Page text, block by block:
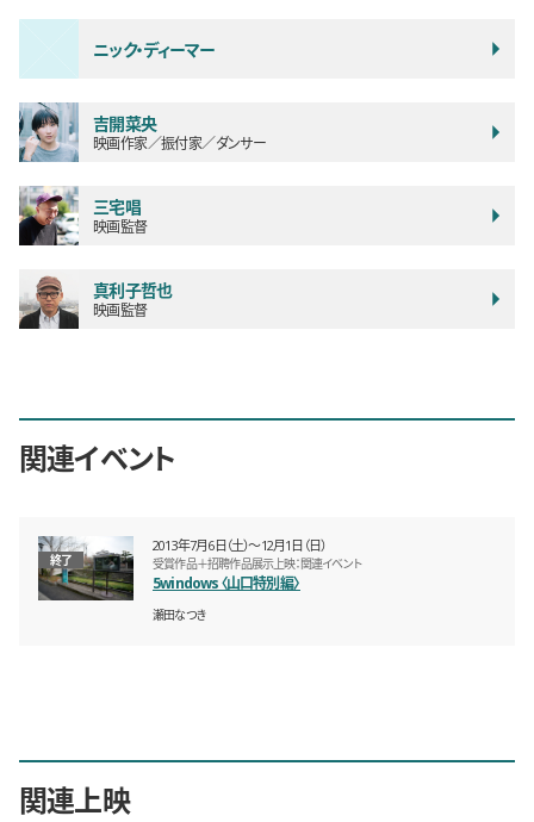
ニック・ディーマー
吉開菜央
映画作家／振付家／ダンサー
三宅唱
映画監督
真利子哲也
映画監督
関連イベント
2013年7月6日（土）〜12月1日（日）
終了 受賞作品＋招聘作品展示上映：関連イベント
5windows〈山口特別編〉
瀬田なつき
関連上映